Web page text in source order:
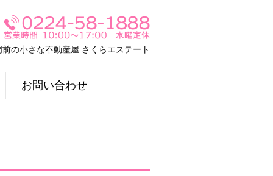
の小さな不動産屋 さくらエステート
お問い合わせ